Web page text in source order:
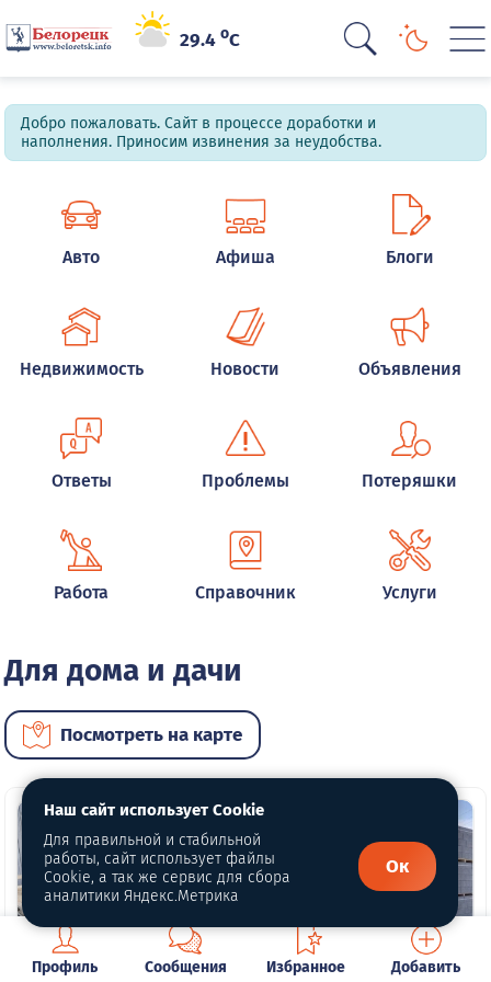
29.4oC
Добро пожаловать. Сайт в процессе доработки и
наполнения. Приносим извинения за неудобства.
Авто Афиша Блоги
Недвижимость Новости Объявления
Ответы Проблемы Потеряшки
Работа Справочник Услуги
Для дома и дачи
Посмотреть на карте
1 фото
Профиль Сообщения Избранное Добавить
Наш сайт использует Cookie
Для правильной и стабильной
работы, сайт использует файлы
Cookie, а так же сервис для сбора
аналитики Яндекс.Метрика
Ок